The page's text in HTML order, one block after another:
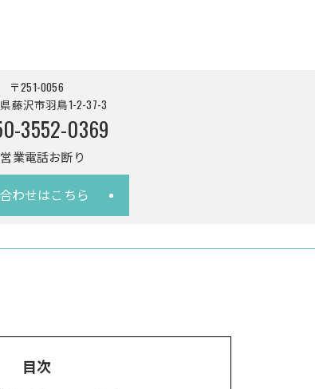
〒251-0056
藤沢市羽鳥1-2-37-3
3552-0369
業電話お断り
わせはこちら
目次